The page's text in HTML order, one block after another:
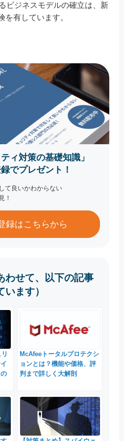
ビジネスモデルの確立は、新
を有しています。
ィ対策の基礎知識」
でプレゼント！
て良いかわからない
！
録はこちらから
わせて、以下の記事
ます）
McAfeeトータルプロテクシ
ョンとは？機能や価格、評
判まで詳しく大解剖